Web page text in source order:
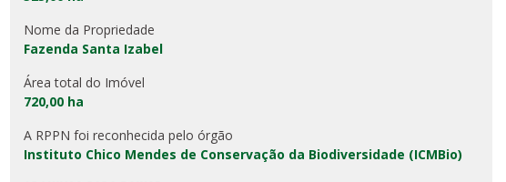
Nome da Propriedade
Fazenda Santa Izabel
Área total do Imóvel
720,00 ha
A RPPN foi reconhecida pelo órgão
Instituto Chico Mendes de Conservação da Biodiversidade (ICMBio)